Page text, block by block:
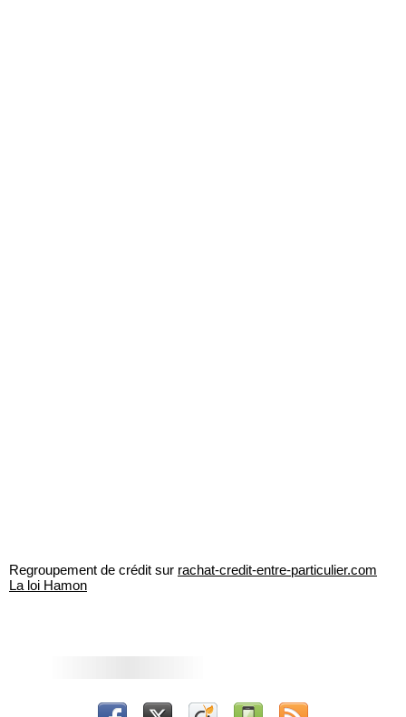
Regroupement de crédit sur rachat-credit-entre-particulier.com
La loi Hamon